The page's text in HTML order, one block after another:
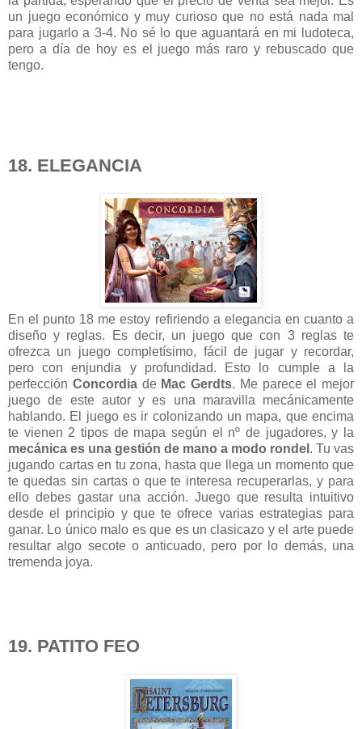
un juego económico y muy curioso que no está nada mal
para jugarlo a 3-4. No sé lo que aguantará en mi ludoteca,
pero a día de hoy es el juego más raro y rebuscado que
tengo.
18. ELEGANCIA
En el punto 18 me estoy refiriendo a elegancia en cuanto a
diseño y reglas. Es decir, un juego que con 3 reglas te
ofrezca un juego completísimo, fácil de jugar y recordar,
pero con enjundia y profundidad. Esto lo cumple a la
perfección Concordiade Mac Gerdts. Me parece el mejor
juego de este autor y es una maravilla mecánicamente
hablando. El juego es ir colonizando un mapa, que encima
te vienen 2 tipos de mapa según el nº de jugadores, y la
mecánica es una gestión de mano a modo rondel . Tu vas
jugando cartas en tu zona, hasta que llega un momento que
te quedas sin cartas o que te interesa recuperarlas, y para
ello debes gastar una acción. Juego que resulta intuitivo
desde el principio y que te ofrece varias estrategias para
ganar. Lo único malo es que es un clasicazo y el arte puede
resultar algo secote o anticuado, pero por lo demás, una
tremenda joya.
19. PATITO FEO